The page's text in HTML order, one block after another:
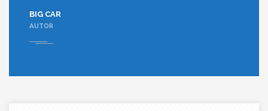
BIG CAR
AUTOR